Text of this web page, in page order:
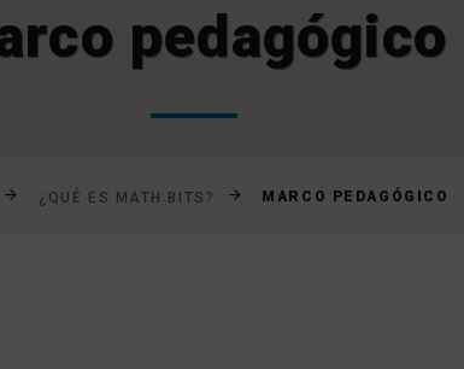
pedagógico
¿QUÉ ES MATH BITS? MARCO PEDAGÓGICO